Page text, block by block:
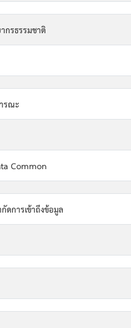
กรธรรมชาติ
รณะ
Common
ดการเข้าถึงข้อมูล